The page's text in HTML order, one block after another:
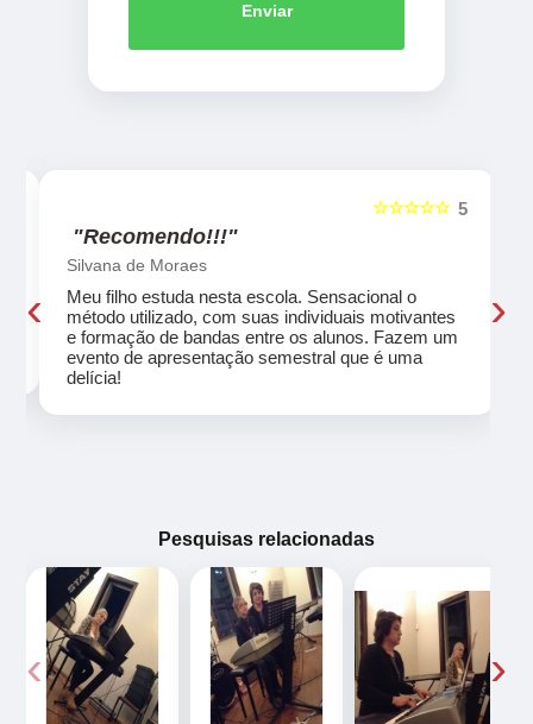
Enviar
5
☆☆☆☆☆
"Recomendo!!!"
Silvana de Moraes
Meu filho estuda nesta escola. Sensacional o
método utilizado, com suas individuais motivantes
e formação de bandas entre os alunos. Fazem um
evento de apresentação semestral que é uma
delícia!
‹ ›
Pesquisas relacionadas
‹ ›